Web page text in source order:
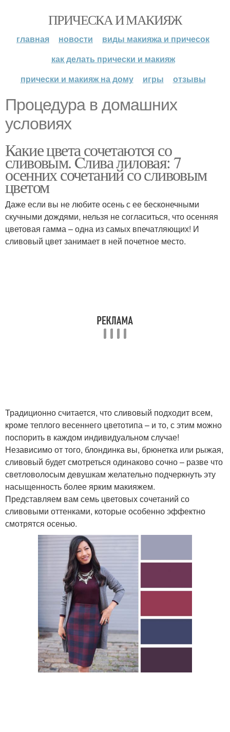
ПРИЧЕСКА И МАКИЯЖ
главная новости
виды макияжа и причесок
как делать прически и макияж
прически и макияж на дому
игры отзывы
Процедура в домашних
условиях
Какие цвета сочетаются со
сливовым. Cлива лиловая: 7
осенних сочетаний со сливовым
цветом
Даже если вы не любите осень с ее бесконечными
скучными дождями, нельзя не согласиться, что осенняя
цветовая гамма – одна из самых впечатляющих! И
сливовый цвет занимает в ней почетное место.
Традиционно считается, что сливовый подходит всем,
кроме теплого весеннего цветотипа – и то, с этим можно
поспорить в каждом индивидуальном случае!
Независимо от того, блондинка вы, брюнетка или рыжая,
сливовый будет смотреться одинаково сочно – разве что
светловолосым девушкам желательно подчеркнуть эту
насыщенность более ярким макияжем.
Представляем вам семь цветовых сочетаний со
сливовыми оттенками, которые особенно эффектно
смотрятся осенью.